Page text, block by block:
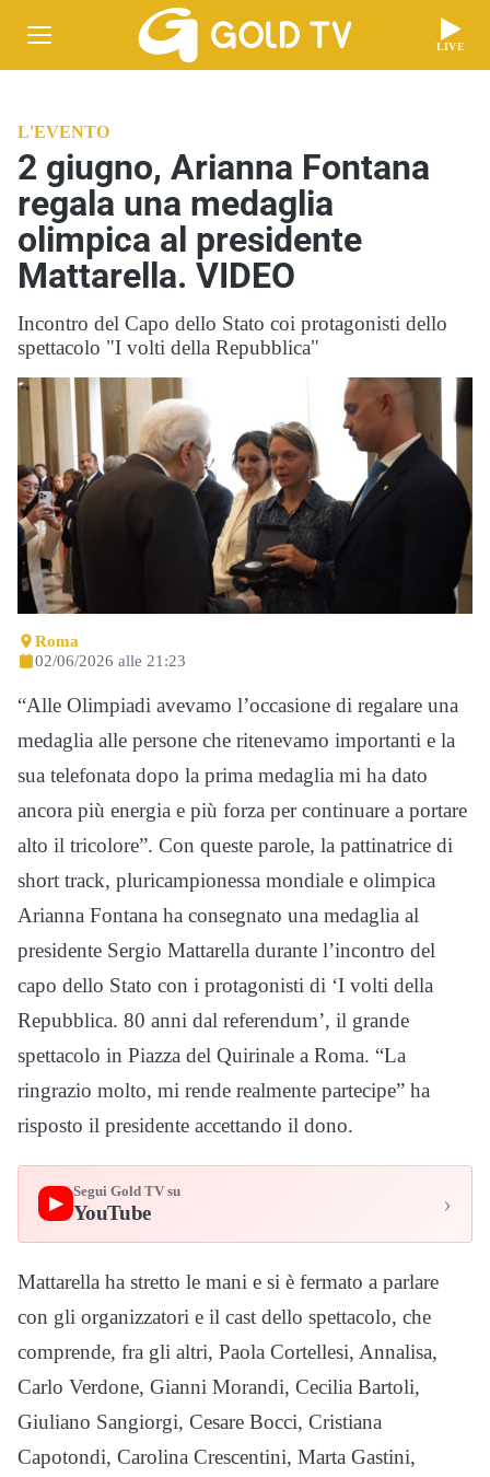
LIVE
L'EVENTO
2 giugno, Arianna Fontana
regala una medaglia
olimpica al presidente
Mattarella. VIDEO
Incontro del Capo dello Stato coi protagonisti dello
spettacolo "I volti della Repubblica"
Roma
02/06/2026 alle 21:23
“Alle Olimpiadi avevamo l’occasione di regalare una
medaglia alle persone che ritenevamo importanti e la
sua telefonata dopo la prima medaglia mi ha dato
ancora più energia e più forza per continuare a portare
alto il tricolore”. Con queste parole, la pattinatrice di
short track, pluricampionessa mondiale e olimpica
Arianna Fontana ha consegnato una medaglia al
presidente Sergio Mattarella durante l’incontro del
capo dello Stato con i protagonisti di ‘I volti della
Repubblica. 80 anni dal referendum’, il grande
spettacolo in Piazza del Quirinale a Roma. “La
ringrazio molto, mi rende realmente partecipe” ha
risposto il presidente accettando il dono.
▶
Segui Gold TV su
YouTube ›
Mattarella ha stretto le mani e si è fermato a parlare
con gli organizzatori e il cast dello spettacolo, che
comprende, fra gli altri, Paola Cortellesi, Annalisa,
Carlo Verdone, Gianni Morandi, Cecilia Bartoli,
Giuliano Sangiorgi, Cesare Bocci, Cristiana
Capotondi, Carolina Crescentini, Marta Gastini,